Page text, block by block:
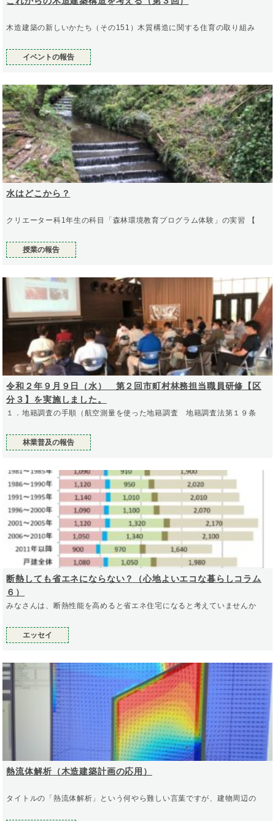
木造建築の新しいかたち（その151）木質構造に関する住育の取り組み
イベントの報告
水はどこから？
クリエーター科1年生の科目「森林環境教育プログラム体験」の実習 【
授業の報告
令和２年９月９日（水） 第２回市町村林務担当職員研修【区
分３】を実施しました。
１．地籍調査の手順（航空測量を使った地籍調査 地籍調査法第１９条
林業普及の報告
断熱しても省エネにならない？（心地よいエコな暮らしコラム
６）
みなさんは、断熱性能を高めると省エネ住宅になると考えていませんか
エッセイ
熱流体解析（木造建築計画の応用）
タイトルの「熱流体解析」という何やら難しい言葉ですが、建物周辺の